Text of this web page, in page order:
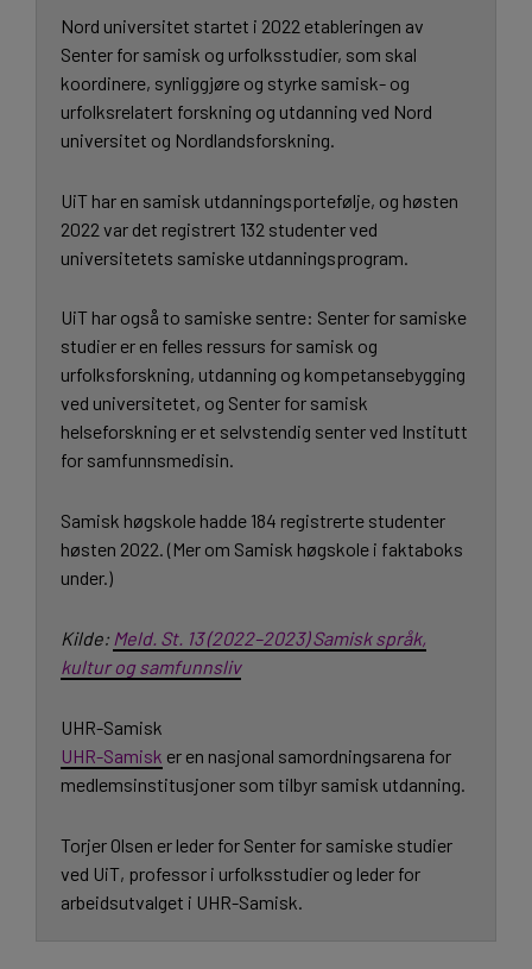
Nord universitet startet i 2022 etableringen av
Senter for samisk og urfolksstudier, som skal
koordinere, synliggjøre og styrke samisk- og
urfolksrelatert forskning og utdanning ved Nord
universitet og Nordlandsforskning.
UiT har en samisk utdanningsportefølje, og høsten
2022 var det registrert 132 studenter ved
universitetets samiske utdanningsprogram.
UiT har også to samiske sentre: Senter for samiske
studier er en felles ressurs for samisk og
urfolksforskning, utdanning og kompetansebygging
ved universitetet, og Senter for samisk
helseforskning er et selvstendig senter ved Institutt
for samfunnsmedisin.
Samisk høgskole hadde 184 registrerte studenter
høsten 2022. (Mer om Samisk høgskole i faktaboks
under.)
Kilde: Meld. St. 13 (2022–2023) Samisk språk,
kultur og samfunnsliv
UHR-Samisk
UHR-Samisk er en nasjonal samordningsarena for
medlemsinstitusjoner som tilbyr samisk utdanning.
Torjer Olsen er leder for Senter for samiske studier
ved UiT, professor i urfolksstudier og leder for
arbeidsutvalget i UHR-Samisk.